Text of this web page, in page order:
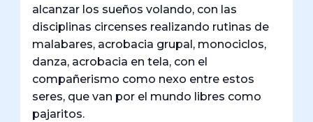
alcanzar los sueños volando, con las
disciplinas circenses realizando rutinas de
malabares, acrobacia grupal, monociclos,
danza, acrobacia en tela, con el
compañerismo como nexo entre estos
seres, que van por el mundo libres como
pajaritos.